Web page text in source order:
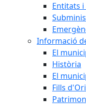
Entitats i
Informació
El
Història
El
Fills